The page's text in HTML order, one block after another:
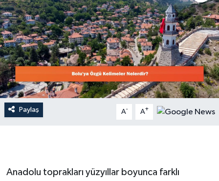
Paylaş A- A+
Anadolu toprakları yüzyıllar boyunca farklı
Dünya
Resmi Reklamlar